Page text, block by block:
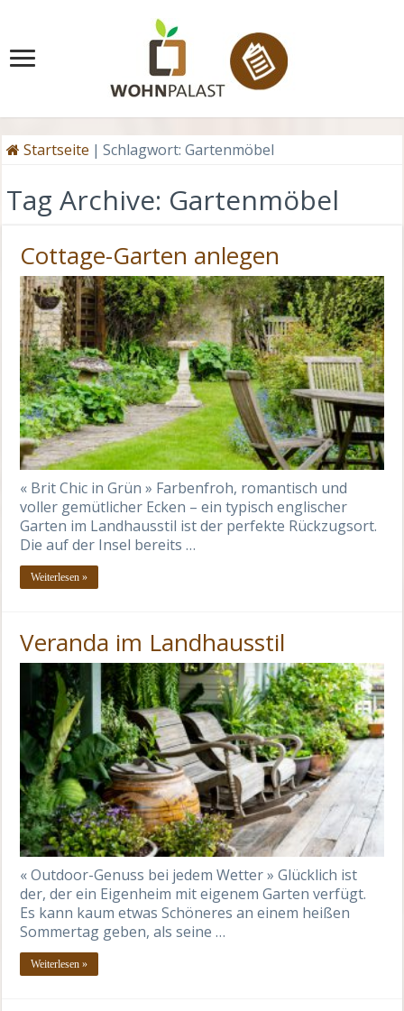
Startseite | Schlagwort:Gartenmöbel
Tag Archive: Gartenmöbel
Cottage-Garten anlegen
« Brit Chic in Grün » Farbenfroh, romantisch und
voller gemütlicher Ecken – ein typisch englischer
Garten im Landhausstil ist der perfekte Rückzugsort.
Die auf der Insel bereits …
Weiterlesen »
Veranda im Landhausstil
« Outdoor-Genuss bei jedem Wetter » Glücklich ist
der, der ein Eigenheim mit eigenem Garten verfügt.
Es kann kaum etwas Schöneres an einem heißen
Sommertag geben, als seine …
Weiterlesen »